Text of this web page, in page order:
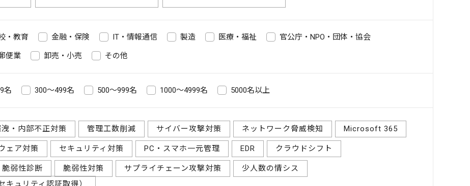
・教育 金融・保険 IT・情報通信 製造 医療・福祉 官公庁・NPO・団体・協会
便業 卸売・小売 その他
名 300～499名 500～999名 1000～4999名 5000名以上
・内部不正対策 管理工数削減 サイバー攻撃対策 ネットワーク脅威検知 Microsoft 365
ェア対策 セキュリティ対策 PC・スマホ一元管理 EDR クラウドシフト
脆弱性診断 脆弱性対策 サプライチェーン攻撃対策
少人数の情シス
キュリティ認証取得）